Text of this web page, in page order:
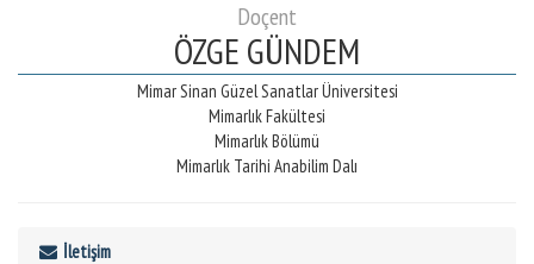
Doçent
ÖZGE GÜNDEM
Mimar Sinan Güzel Sanatlar Üniversitesi
Mimarlık Fakültesi
Mimarlık Bölümü
Mimarlık Tarihi Anabilim Dalı
İletişim